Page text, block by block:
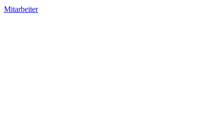
Mitarbeiter